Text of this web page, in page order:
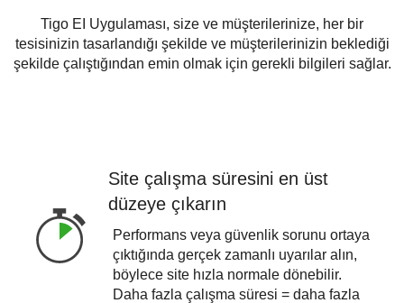
Tigo EI Uygulaması, size ve müşterilerinize, her bir
tesisinizin tasarlandığı şekilde ve müşterilerinizin beklediği
şekilde çalıştığından emin olmak için gerekli bilgileri sağlar.
Site çalışma süresini en üst
düzeye çıkarın
Performans veya güvenlik sorunu ortaya
çıktığında gerçek zamanlı uyarılar alın,
böylece site hızla normale dönebilir.
Daha fazla çalışma süresi = daha fazla